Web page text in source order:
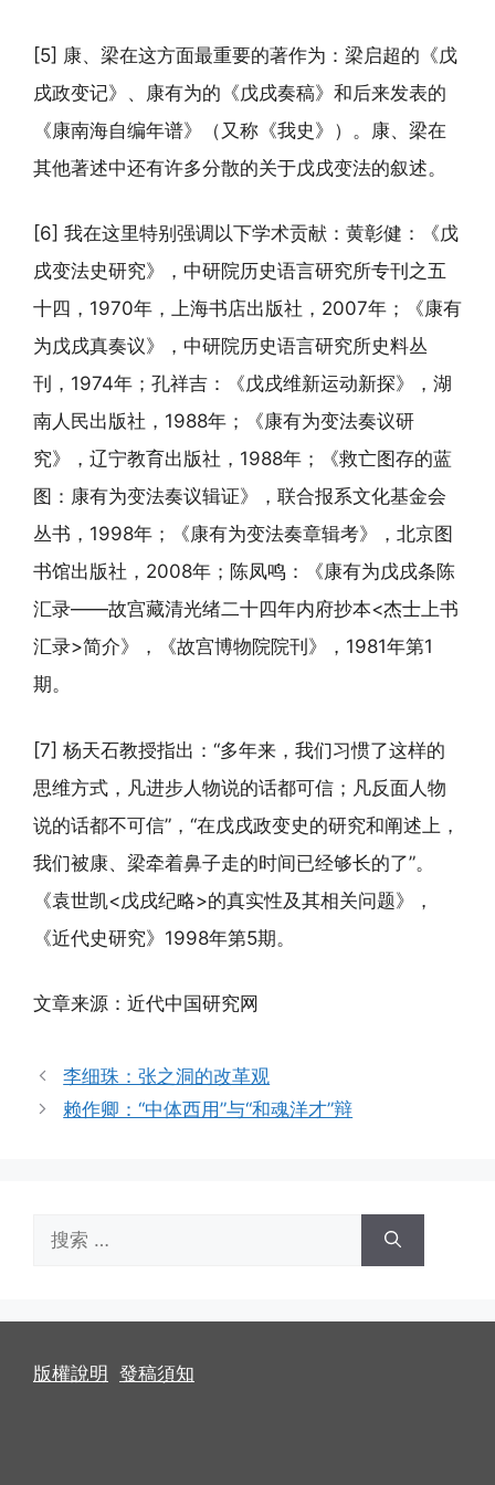
[5] 康、梁在这方面最重要的著作为：梁启超的《戊
戌政变记》、康有为的《戊戌奏稿》和后来发表的
《康南海自编年谱》（又称《我史》）。康、梁在
其他著述中还有许多分散的关于戊戌变法的叙述。
[6] 我在这里特别强调以下学术贡献：黄彰健：《戊
戌变法史研究》，中研院历史语言研究所专刊之五
十四，1970年，上海书店出版社，2007年；《康有
为戊戌真奏议》，中研院历史语言研究所史料丛
刊，1974年；孔祥吉：《戊戌维新运动新探》，湖
南人民出版社，1988年；《康有为变法奏议研
究》，辽宁教育出版社，1988年；《救亡图存的蓝
图：康有为变法奏议辑证》，联合报系文化基金会
丛书，1998年；《康有为变法奏章辑考》，北京图
书馆出版社，2008年；陈凤鸣：《康有为戊戌条陈
汇录——故宫藏清光绪二十四年内府抄本<杰士上书
汇录>简介》，《故宫博物院院刊》，1981年第1
期。
[7] 杨天石教授指出：“多年来，我们习惯了这样的
思维方式，凡进步人物说的话都可信；凡反面人物
说的话都不可信”，“在戊戌政变史的研究和阐述上，
我们被康、梁牵着鼻子走的时间已经够长的了”。
《袁世凯<戊戌纪略>的真实性及其相关问题》，
《近代史研究》1998年第5期。
文章来源：近代中国研究网
李细珠：张之洞的改革观
赖作卿：“中体西用”与“和魂洋才”辩
版權說明 發稿須知